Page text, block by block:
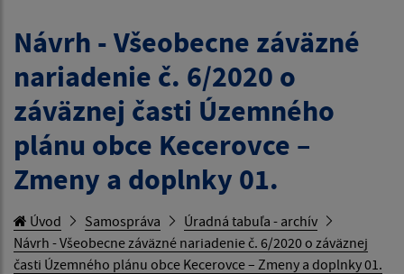
Návrh - Všeobecne záväzné
nariadenie č. 6/2020 o
záväznej časti Územného
plánu obce Kecerovce –
Zmeny a doplnky 01.
Úvod Samospráva
Úradná tabuľa - archív
Návrh - Všeobecne záväzné nariadenie č. 6/2020 o záväznej
časti Územného plánu obce Kecerovce – Zmeny a doplnky 01.